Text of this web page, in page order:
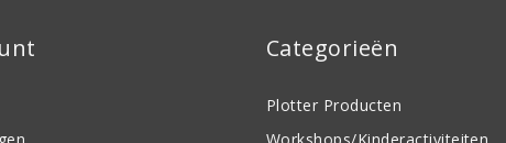
Categorieën
Plotter Producten